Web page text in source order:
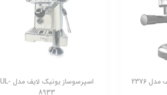
2376
اسپرسوساز یونیک لایف مدل UL-
8933